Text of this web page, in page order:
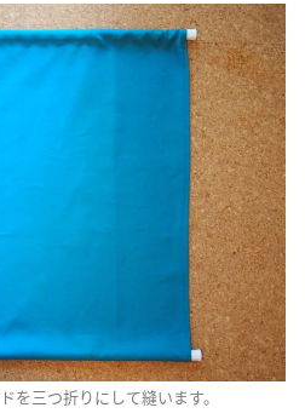
を三つ折りにして縫います。